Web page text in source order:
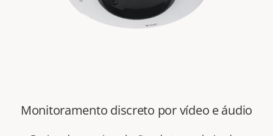
Monitoramento discreto por vídeo e áudio